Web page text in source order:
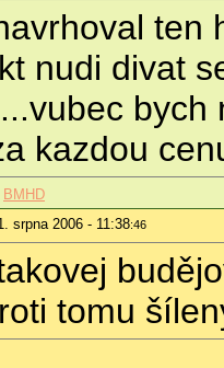
ten
nudi divat
bych
kazdou
BMHD
srpna 2006 - 11:38:46
tomu